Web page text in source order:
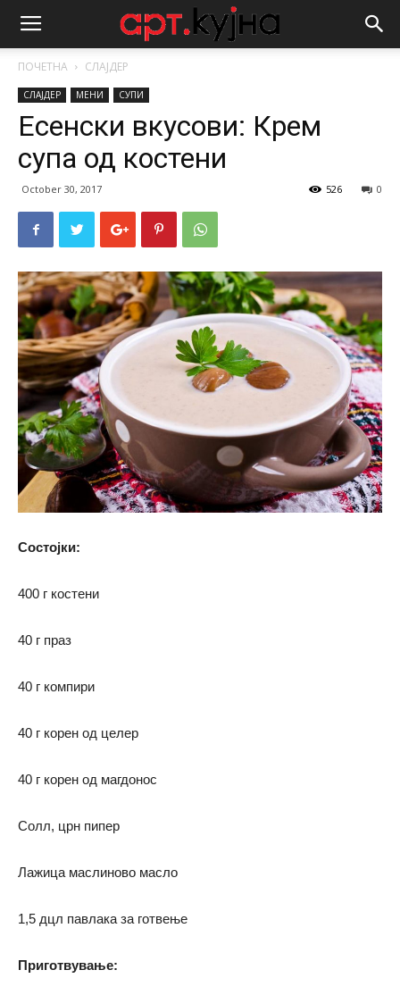
ПОЧЕТНА СЛАЈДЕР
СЛАЈДЕР МЕНИ СУПИ
Есенски вкусови: Крем
супа од костени
October 30, 2017 0
526
Состојки:
400 г костени
40 г праз
40 г компири
40 г корен од целер
40 г корен од магдонос
Солл, црн пипер
Лажица маслиново масло
1,5 дцл павлака за готвење
Приготвување: